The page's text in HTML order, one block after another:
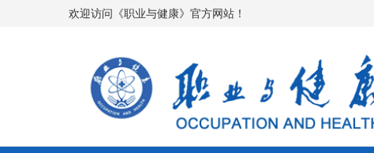
欢迎访问《职业与健康》官方网站！